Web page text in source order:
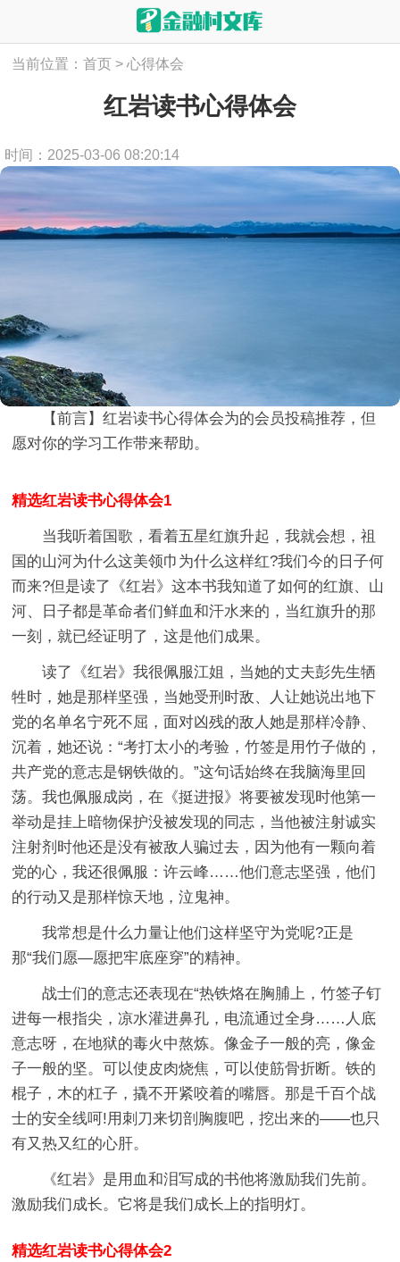
当前位置：首页 > 心得体会
红岩读书心得体会
时间：2025-03-06 08:20:14
【前言】红岩读书心得体会为的会员投稿推荐，但
愿对你的学习工作带来帮助。
精选红岩读书心得体会1
当我听着国歌，看着五星红旗升起，我就会想，祖
国的山河为什么这美领巾为什么这样红?我们今的日子何
而来?但是读了《红岩》这本书我知道了如何的红旗、山
河、日子都是革命者们鲜血和汗水来的，当红旗升的那
一刻，就已经证明了，这是他们成果。
读了《红岩》我很佩服江姐，当她的丈夫彭先生牺
牲时，她是那样坚强，当她受刑时敌、人让她说出地下
党的名单名宁死不屈，面对凶残的敌人她是那样冷静、
沉着，她还说：“考打太小的考验，竹签是用竹子做的，
共产党的意志是钢铁做的。”这句话始终在我脑海里回
荡。我也佩服成岗，在《挺进报》将要被发现时他第一
举动是挂上暗物保护没被发现的同志，当他被注射诚实
注射剂时他还是没有被敌人骗过去，因为他有一颗向着
党的心，我还很佩服：许云峰……他们意志坚强，他们
的行动又是那样惊天地，泣鬼神。
我常想是什么力量让他们这样坚守为党呢?正是
那“我们愿—愿把牢底座穿”的精神。
战士们的意志还表现在“热铁烙在胸脯上，竹签子钉
进每一根指尖，凉水灌进鼻孔，电流通过全身……人底
意志呀，在地狱的毒火中熬炼。像金子一般的亮，像金
子一般的坚。可以使皮肉烧焦，可以使筋骨折断。铁的
棍子，木的杠子，撬不开紧咬着的嘴唇。那是千百个战
士的安全线呵!用刺刀来切剖胸腹吧，挖出来的——也只
有又热又红的心肝。
《红岩》是用血和泪写成的书他将激励我们先前。
激励我们成长。它将是我们成长上的指明灯。
精选红岩读书心得体会2